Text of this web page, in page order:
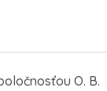
O. B.